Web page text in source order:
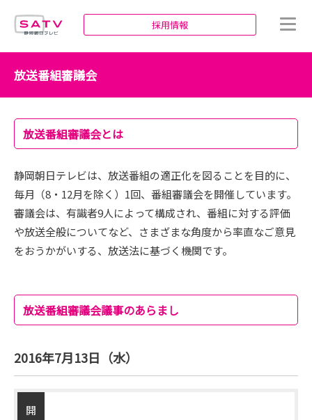
採用情報
放送番組審議会
放送番組審議会とは
静岡朝日テレビは、放送番組の適正化を図ることを目的に、
毎月（8・12月を除く）1回、番組審議会を開催しています。
審議会は、有識者9人によって構成され、番組に対する評価
や放送全般についてなど、さまざまな角度から率直なご意見
をおうかがいする、放送法に基づく機関です。
放送番組審議会議事のあらまし
2016年7月13日（水）
開